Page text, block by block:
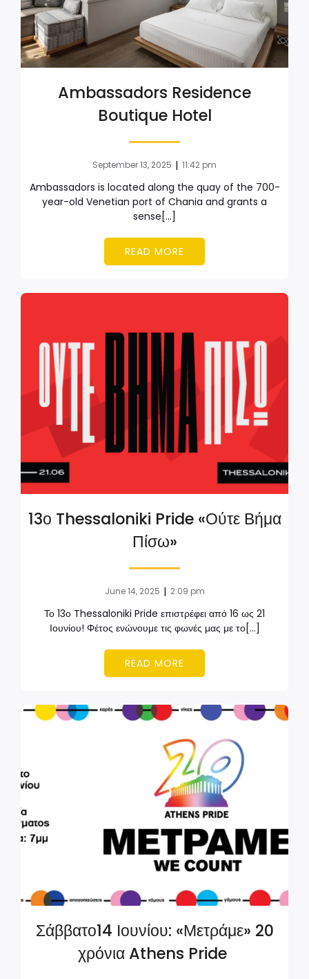
Ambassadors Residence
Boutique Hotel
September 13, 2025 | 11:42 pm
Ambassadors is located along the quay of the 700-
year-old Venetian port of Chania and grants a
sense[…]
READ MORE
13ο Thessaloniki Pride «Ούτε Βήμα
Πίσω»
June 14, 2025 | 2:09 pm
Το 13ο Thessaloniki Pride επιστρέφει από 16 ως 21
Ιουνίου! Φέτος ενώνουμε τις φωνές μας με το[…]
READ MORE
Σάββατο14 Ιουνίου: «Μετράμε» 20
χρόνια Athens Pride